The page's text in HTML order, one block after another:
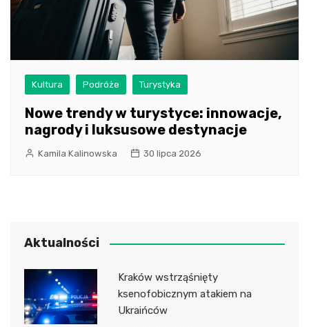
Kultura Podróże Turystyka
Nowe trendy w turystyce: innowacje,
nagrody i luksusowe destynacje
Kamila Kalinowska 30 lipca 2026
Aktualności
Kraków wstrząśnięty
ksenofobicznym atakiem na
Ukraińców